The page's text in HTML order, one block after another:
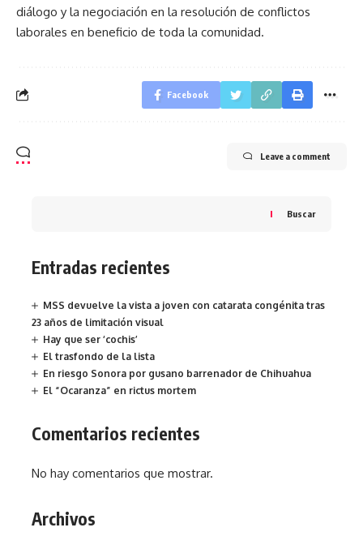
diálogo y la negociación en la resolución de conflictos
laborales en beneficio de toda la comunidad.
Facebook
Leave a comment
Buscar
Entradas recientes
MSS devuelve la vista a joven con catarata congénita tras
23 años de limitación visual
Hay que ser ‘cochis’
El trasfondo de la lista
En riesgo Sonora por gusano barrenador de Chihuahua
El “Ocaranza” en rictus mortem
Comentarios recientes
No hay comentarios que mostrar.
Archivos